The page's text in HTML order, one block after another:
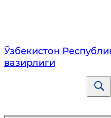
Ўзбекистон
вазирлиги